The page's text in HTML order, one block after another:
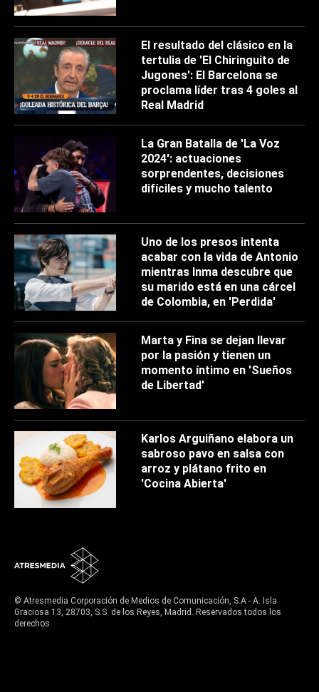
El resultado del clásico en la
tertulia de 'El Chiringuito de
Jugones': El Barcelona se
proclama líder tras 4 goles al
Real Madrid
La Gran Batalla de 'La Voz
2024': actuaciones
sorprendentes, decisiones
difíciles y mucho talento
Uno de los presos intenta
acabar con la vida de Antonio
mientras Inma descubre que
su marido está en una cárcel
de Colombia, en 'Perdida'
Marta y Fina se dejan llevar
por la pasión y tienen un
momento íntimo en 'Sueños
de Libertad'
Karlos Arguiñano elabora un
sabroso pavo en salsa con
arroz y plátano frito en
'Cocina Abierta'
© Atresmedia Corporación de Medios de Comunicación, S.A - A. Isla
Graciosa 13, 28703, S.S. de los Reyes, Madrid. Reservados todos los
derechos